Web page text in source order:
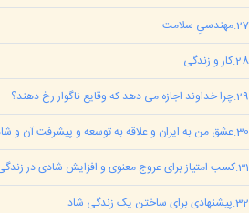
27
.مهندسیِ سلامت
28
.کار و زندگی
29
.چرا خداوند اجازه می دهد که وقایع ناگوار رخ دهند؟
30
.عشق من به ایران و علاقه به توسعه و پیشرفت آن و
31
.کسب امتیاز برای عروج معنوی و افزایش شادی در
32
.پیشنهادی برای ساختن یک زندگی شاد